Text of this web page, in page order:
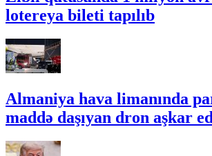
lotereya bileti tapılıb
Almaniya hava limanında
maddə daşıyan dron aşkar